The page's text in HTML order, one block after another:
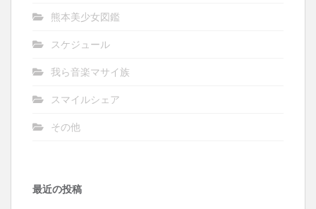
熊本美少女図鑑
スケジュール
我ら音楽マサイ族
スマイルシェア
その他
最近の投稿